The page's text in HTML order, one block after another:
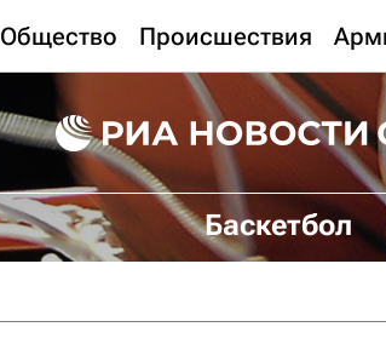
Общество Происшествия
Баскетбол